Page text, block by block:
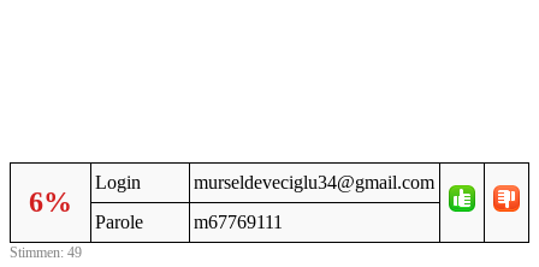
6%
Login
murseldeveciglu34@gmail.com
Parole
m67769111
Stimmen: 49